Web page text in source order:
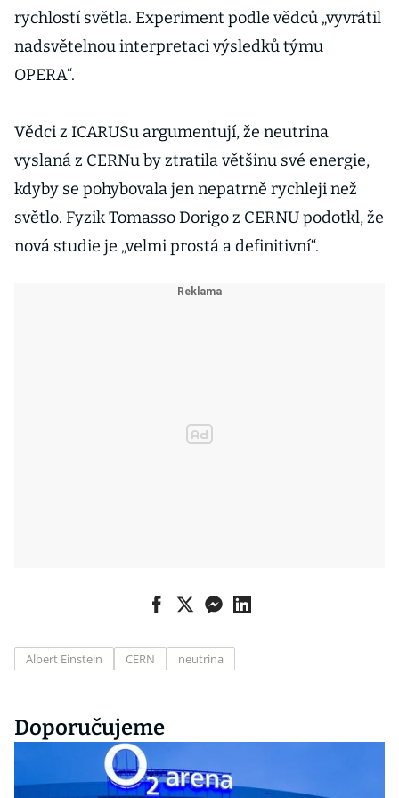
rychlostí světla. Experiment podle vědců „vyvrátil
nadsvětelnou interpretaci výsledků týmu
OPERA“.
Vědci z ICARUSu argumentují, že neutrina
vyslaná z CERNu by ztratila většinu své energie,
kdyby se pohybovala jen nepatrně rychleji než
světlo. Fyzik Tomasso Dorigo z CERNU podotkl, že
nová studie je „velmi prostá a definitivní“.
Albert Einstein CERN neutrina
Doporučujeme